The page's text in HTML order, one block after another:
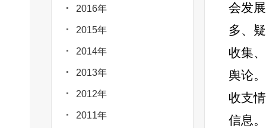
2016年
2015年
2014年
2013年
2012年
2011年
会发
多、
收集
舆论。
收支
信息。